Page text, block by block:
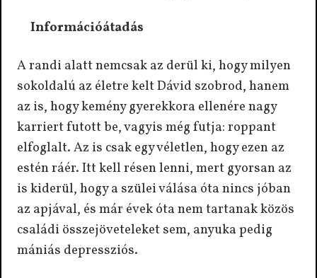
Információátadás
A randi alatt nemcsak az derül ki, hogy milyen
sokoldalú az életre kelt Dávid szobrod, hanem
az is, hogy kemény gyerekkora ellenére nagy
karriert futott be, vagyis még futja: roppant
elfoglalt. Az is csak egy véletlen, hogy ezen az
estén ráér. Itt kell résen lenni, mert gyorsan az
is kiderül, hogy a szülei válása óta nincs jóban
az apjával, és már évek óta nem tartanak közös
családi összejöveteleket sem, anyuka pedig
mániás depressziós.